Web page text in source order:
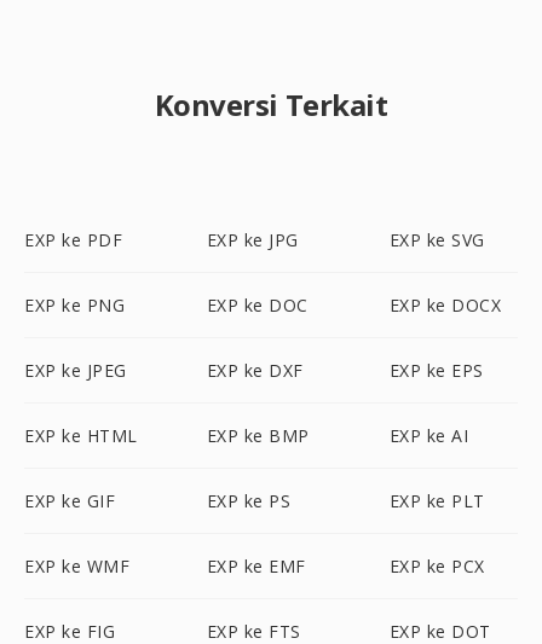
Konversi Terkait
EXP ke PDF EXP ke JPG EXP ke SVG
EXP ke PNG EXP ke DOC EXP ke DOCX
EXP ke JPEG EXP ke DXF EXP ke EPS
EXP ke HTML EXP ke BMP EXP ke AI
EXP ke GIF EXP ke PS EXP ke PLT
EXP ke WMF EXP ke EMF EXP ke PCX
EXP ke FIG EXP ke FTS EXP ke DOT